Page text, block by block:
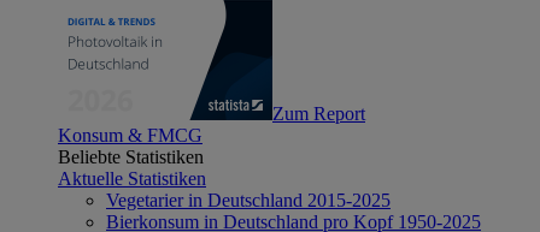
Zum Report
Konsum & FMCG
Beliebte Statistiken
Aktuelle Statistiken
Vegetarier in Deutschland 2015-2025
Bierkonsum in Deutschland pro Kopf 1950-2025